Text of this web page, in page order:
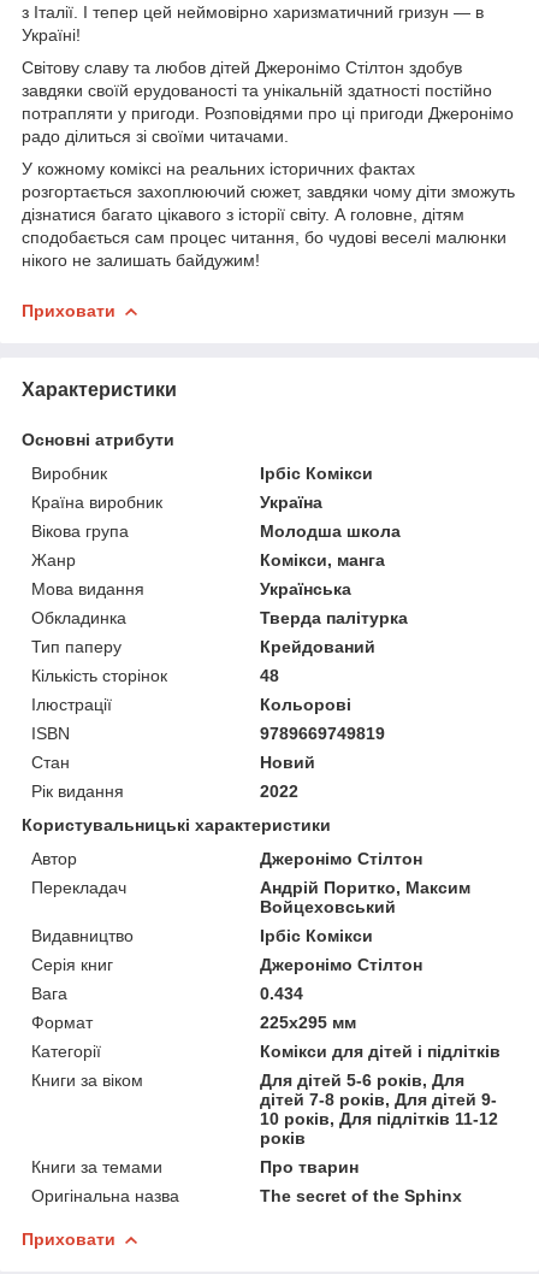
з Італії. І тепер цей неймовірно харизматичний гризун — в
Україні!
Світову славу та любов дітей Джеронімо Стілтон здобув
завдяки своїй ерудованості та унікальній здатності постійно
потрапляти у пригоди. Розповідями про ці пригоди Джеронімо
радо ділиться зі своїми читачами.
У кожному коміксі на реальних історичних фактах
розгортається захоплюючий сюжет, завдяки чому діти зможуть
дізнатися багато цікавого з історії світу. А головне, дітям
сподобається сам процес читання, бо чудові веселі малюнки
нікого не залишать байдужим!
Приховати
Характеристики
Основні атрибути
Виробник
Ірбіс Комікси
Країна виробник
Україна
Вікова група
Молодша школа
Жанр
Комікси, манга
Мова видання
Українська
Обкладинка
Тверда палітурка
Тип паперу
Крейдований
Кількість сторінок
48
Ілюстрації
Кольорові
ISBN
9789669749819
Стан
Новий
Рік видання
2022
Користувальницькі характеристики
Автор
Джеронімо Стілтон
Перекладач
Андрій Поритко, Максим
Войцеховський
Видавництво
Ірбіс Комікси
Серія книг
Джеронімо Стілтон
Вага
0.434
Формат
225x295 мм
Категорії
Комікси для дітей і підлітків
Книги за віком
Для дітей 5-6 років, Для
дітей 7-8 років, Для дітей 9-
10 років, Для підлітків 11-12
років
Книги за темами
Про тварин
Оригінальна назва
The secret of the Sphinx
Приховати